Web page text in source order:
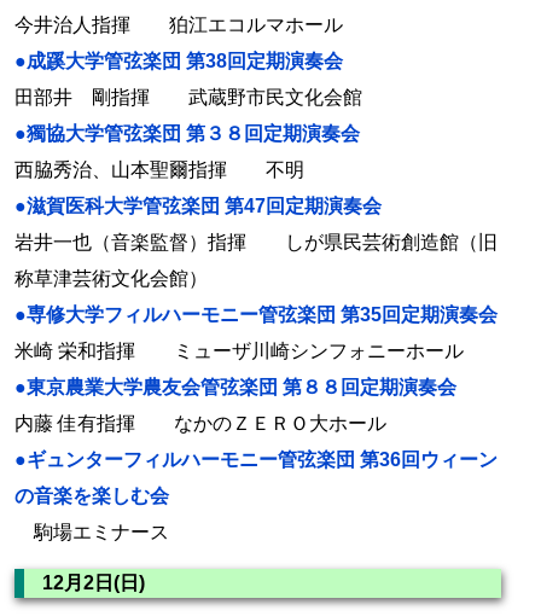
今井治人指揮 狛江エコルマホール
●成蹊大学管弦楽団 第38回定期演奏会
田部井 剛指揮 武蔵野市民文化会館
●獨協大学管弦楽団 第３８回定期演奏会
西脇秀治、山本聖爾指揮 不明
●滋賀医科大学管弦楽団 第47回定期演奏会
岩井一也（音楽監督）指揮 しが県民芸術創造館（旧
称草津芸術文化会館）
●専修大学フィルハーモニー管弦楽団 第35回定期演奏会
米崎 栄和指揮 ミューザ川崎シンフォニーホール
●東京農業大学農友会管弦楽団 第８８回定期演奏会
内藤 佳有指揮 なかのＺＥＲＯ大ホール
●ギュンターフィルハーモニー管弦楽団 第36回ウィーン
の音楽を楽しむ会
駒場エミナース
12月2日(日)